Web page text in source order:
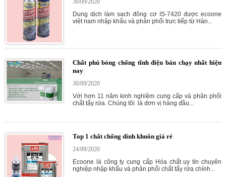
30/09/2020
Dung dịch làm sach đông cơ IS-7420 được ecoone
việt nam nhập khẩu và phân phối trực tiếp từ Hàn...
Chất phủ bóng chống tĩnh điện bán chạy nhất hiện
nay
30/09/2020
Với hơn 11 năm kinh nghiệm cung cấp và phân phối
chất tẩy rửa. Chúng tôi là đơn vị hàng đầu...
Top 1 chất chống dính khuôn giá rẻ
24/09/2020
Ecoone là công ty cung cấp Hóa chất uy tín chuyên
nghiệp nhập khẩu và phân phối chất tẩy rửa chính...